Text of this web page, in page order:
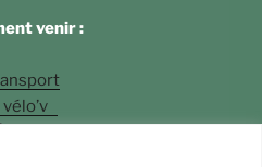
venir :
vélo’v